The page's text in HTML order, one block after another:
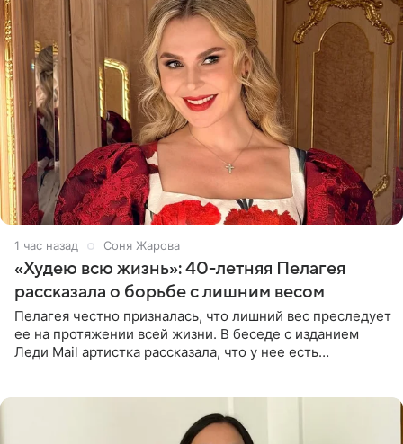
1 час назад Соня Жарова
«Худею всю жизнь»: 40-летняя Пелагея
рассказала о борьбе с лишним весом
Пелагея честно призналась, что лишний вес преследует
ее на протяжении всей жизни. В беседе с изданием
Леди Mail артистка рассказала, что у нее есть